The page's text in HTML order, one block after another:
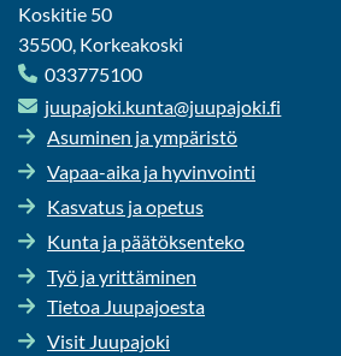
Koskitie 50
35500, Korkeakoski
033775100
juu­pa­jo­ki.kunta@juu­pa­jo­ki.fi
Asu­mi­nen ja ym­pä­ris­tö
Vapaa-​aika ja hy­vin­voin­ti
Kas­va­tus ja ope­tus
Kunta ja pää­tök­sen­te­ko
Työ ja yrit­tä­mi­nen
Tie­toa Juu­pa­joes­ta
Visit Juu­pa­jo­ki